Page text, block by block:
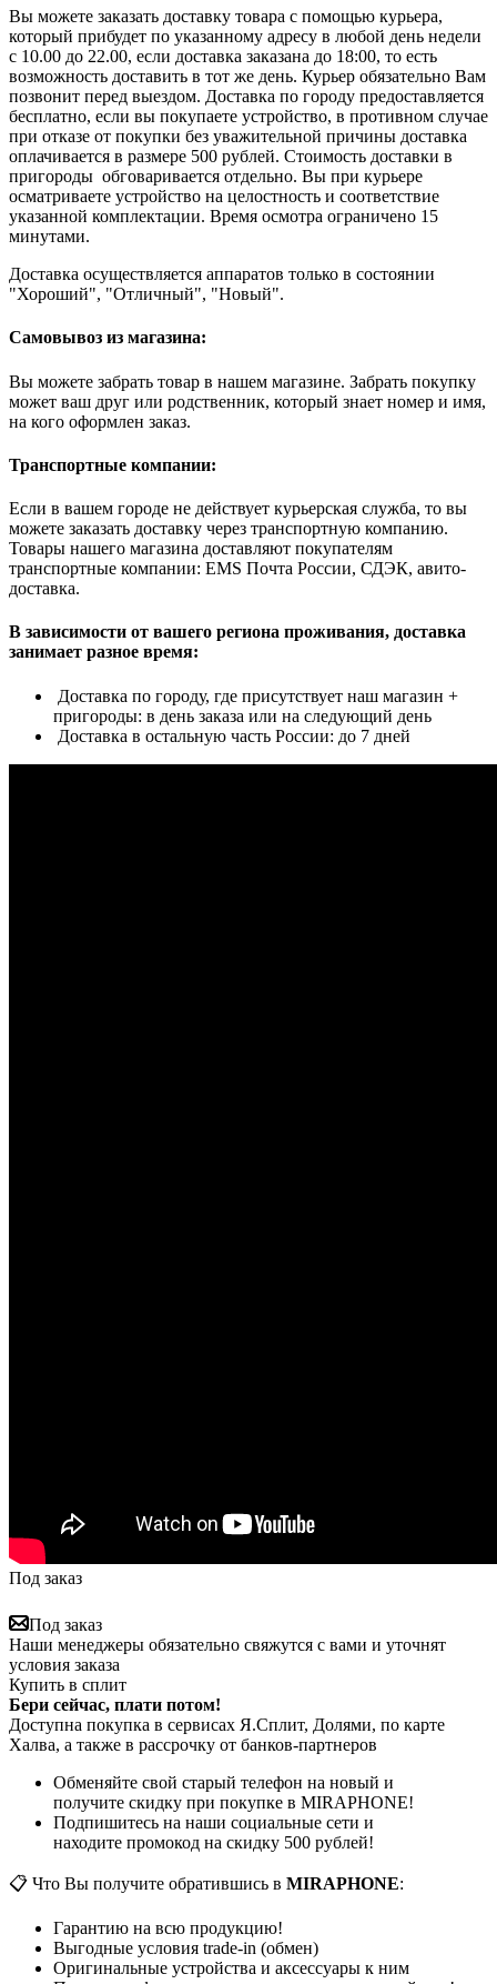
Вы можете заказать доставку товара с помощью курьера,
который прибудет по указанному адресу в любой день недели
с 10.00 до 22.00, если доставка заказана до 18:00, то есть
возможность доставить в тот же день. Курьер обязательно Вам
позвонит перед выездом. Доставка по городу предоставляется
бесплатно, если вы покупаете устройство, в противном случае
при отказе от покупки без уважительной причины доставка
оплачивается в размере 500 рублей. Стоимость доставки в
пригороды обговаривается отдельно. Вы при курьере
осматриваете устройство на целостность и соответствие
указанной комплектации. Время осмотра ограничено 15
минутами.
Доставка осуществляется аппаратов только в состоянии
"Хороший", "Отличный", "Новый".
Самовывоз из магазина:
Вы можете забрать товар в нашем магазине. Забрать покупку
может ваш друг или родственник, который знает номер и имя,
на кого оформлен заказ.
Транспортные компании:
Если в вашем городе не действует курьерская служба, то вы
можете заказать доставку через транспортную компанию.
Товары нашего магазина доставляют покупателям
транспортные компании: EMS Почта России, СДЭК, авито-
доставка.
В зависимости от вашего региона проживания, доставка
занимает разное время:
Доставка по городу, где присутствует наш магазин +
пригороды: в день заказа или на следующий день
Доставка в остальную часть России: до 7 дней
Под заказ
Под заказ
Наши менеджеры обязательно свяжутся с вами и уточнят
условия заказа
Купить в сплит
Бери сейчас, плати потом!
Доступна покупка в сервисах Я.Сплит, Долями, по карте
Халва, а также в рассрочку от банков-партнеров
Обменяйте свой старый телефон на новый и
получите скидку при покупке в MIRAPHONE!
Подпишитесь на наши социальные сети и
находите промокод на скидку 500 рублей!
📋 Что Вы получите обратившись в MIRAPHONE:
Гарантию на всю продукцию!
Выгодные условия trade-in (обмен)
Оригинальные устройства и аксессуары к ним